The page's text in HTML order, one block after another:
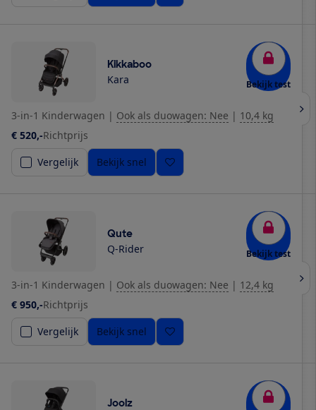
Kikkaboo
Kara Bekijk test
3-in-1 Kinderwagen | Ook als duowagen: Nee | 10,4 kg
€ 520,-Richtprijs
Vergelijk
Bekijk snel
Qute
Q-Rider Bekijk test
3-in-1 Kinderwagen | Ook als duowagen: Nee | 12,4 kg
€ 950,-Richtprijs
Vergelijk
Bekijk snel
Joolz